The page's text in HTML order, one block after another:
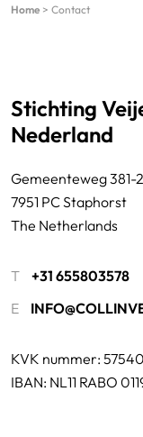
Home > Contact
Stichting
Nederland
Gemeenteweg 381-
7951 PC Staphorst
The Netherlands
T
+31 655803578
E
KVK nummer:
IBAN: NL11 RABO